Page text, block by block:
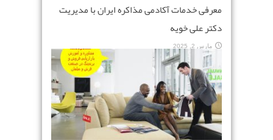
معرفی خدمات آکادمی مذاکره ایران با مدیریت
دکتر علی خویه
مارس 2, 2025